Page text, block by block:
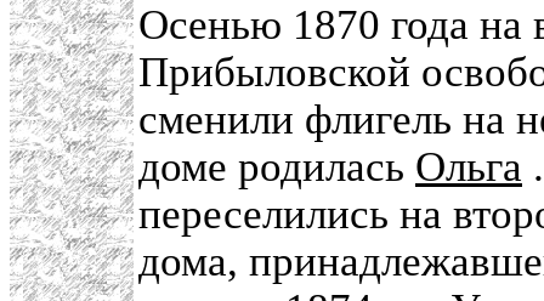
Осенью 1870 года на
Прибыловской
сменили флигель на
доме родилась Ольга
переселились на
дома,